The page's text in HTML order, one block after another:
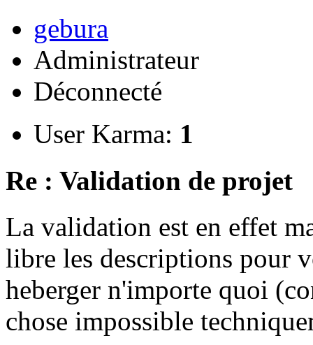
gebura
Administrateur
Déconnecté
User Karma: 1
Re : Validation de projet
La validation est en effet
libre les descriptions pour
heberger n'importe quoi
chose impossible